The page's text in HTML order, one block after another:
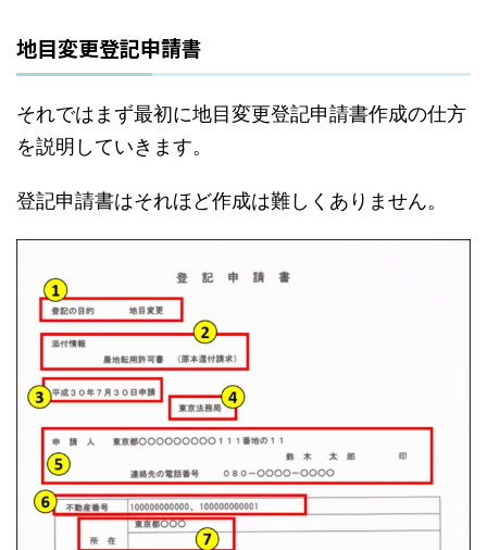
地目変更登記申請書
それではまず最初に地目変更登記申請書作成の仕方
を説明していきます。
登記申請書はそれほど作成は難しくありません。